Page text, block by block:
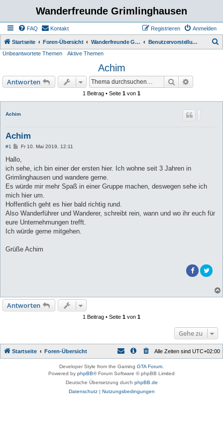
Wanderfreunde Grimlinghausen
FAQ Kontakt Anmelden
Registrieren
Startseite Foren-Übersicht Wanderfreunde Grimmlinghausen Benutzervorstellung
Unbeantwortete Themen Aktive Themen
Achim
Antworten Suche
1 Beitrag • Seite 1 von 1
Achim
Achim
#1
B
i
r
a
Fr 10. Mai 2019, 12:11
Hallo,
ich sehe, ich bin einer der ersten hier. Ich wohne seit 3 Jahren in
Grimlinghausen und wandere gerne.
Es würde mir mehr Spaß in einer Gruppe machen, deswegen sehe ich
mich hier um.
Hoffentlich geht es hier bald richtig rund.
Also Wanderführer und Wanderer, schreibt rein, wann und wo ihr euch für
eure Unternehmungen trefft.
Ich würde gerne mitgehen.
Grüße Achim
Antworten
1 Beitrag • Seite 1 von 1
Gehe zu
Startseite Foren-Übersicht Alle Zeiten sind UTC+02:00
Developer Style from the Gaming GTA Forum
Powered by phpBB® Forum Software © phpBB Limited
Deutsche Übersetzung durch phpBB.de
Datenschutz| Nutzungsbedingungen